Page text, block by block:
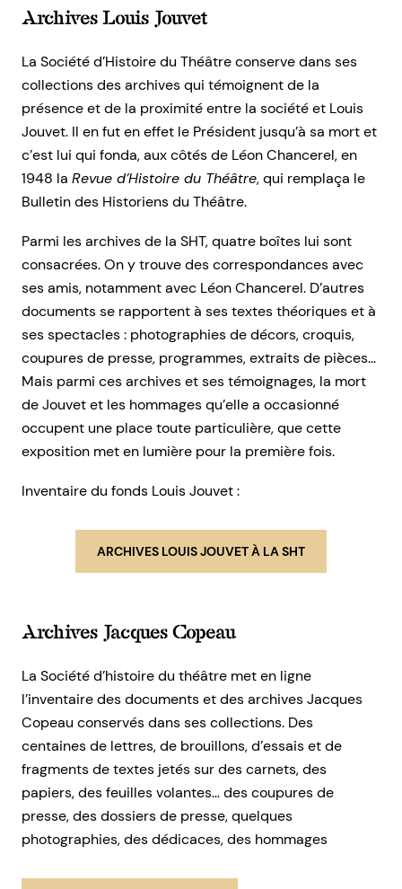
Archives Louis Jouvet
La Société d’Histoire du Théâtre conserve dans ses
collections des archives qui témoignent de la
présence et de la proximité entre la société et Louis
Jouvet. Il en fut en effet le Président jusqu’à sa mort et
c’est lui qui fonda, aux côtés de Léon Chancerel, en
1948 la Revue d’Histoire du Théâtre, qui remplaça le
Bulletin des Historiens du Théâtre.
Parmi les archives de la SHT, quatre boîtes lui sont
consacrées. On y trouve des correspondances avec
ses amis, notamment avec Léon Chancerel. D’autres
documents se rapportent à ses textes théoriques et à
ses spectacles : photographies de décors, croquis,
coupures de presse, programmes, extraits de pièces…
Mais parmi ces archives et ses témoignages, la mort
de Jouvet et les hommages qu’elle a occasionné
occupent une place toute particulière, que cette
exposition met en lumière pour la première fois.
Inventaire du fonds Louis Jouvet :
ARCHIVES LOUIS JOUVET À LA SHT
Archives Jacques Copeau
La Société d’histoire du théâtre met en ligne
l’inventaire des documents et des archives Jacques
Copeau conservés dans ses collections. Des
centaines de lettres, de brouillons, d’essais et de
fragments de textes jetés sur des carnets, des
papiers, des feuilles volantes… des coupures de
presse, des dossiers de presse, quelques
photographies, des dédicaces, des hommages